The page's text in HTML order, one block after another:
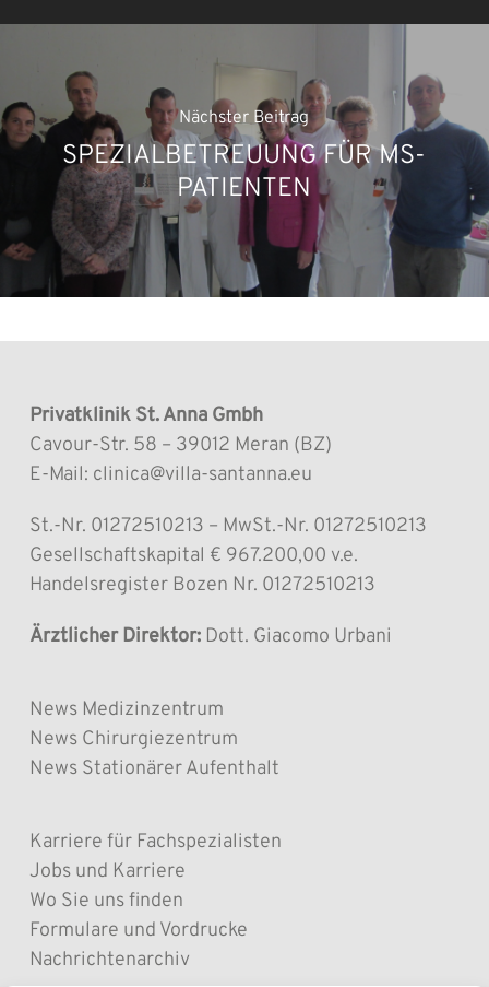
Nächster Beitrag
SPEZIALBETREUUNG FÜR MS-
PATIENTEN
Privatklinik St. Anna Gmbh
Cavour-Str. 58 – 39012 Meran (BZ)
E-Mail: clinica@villa-santanna.eu
St.-Nr. 01272510213 – MwSt.-Nr. 01272510213
Gesellschaftskapital € 967.200,00 v.e.
Handelsregister Bozen Nr. 01272510213
Ärztlicher Direktor:Dott. Giacomo Urbani
News Medizinzentrum
News Chirurgiezentrum
News Stationärer Aufenthalt
Karriere für Fachspezialisten
Jobs und Karriere
Wo Sie uns finden
Formulare und Vordrucke
Nachrichtenarchiv